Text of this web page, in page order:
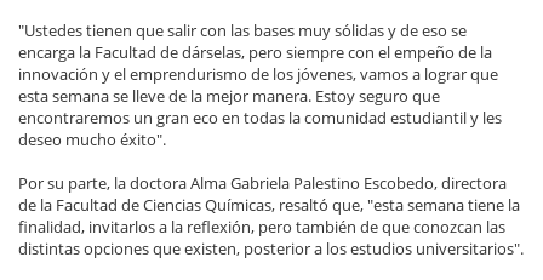
"Ustedes tienen que salir con las bases muy sólidas y de eso se
encarga la Facultad de dárselas, pero siempre con el empeño de la
innovación y el emprendurismo de los jóvenes, vamos a lograr que
esta semana se lleve de la mejor manera. Estoy seguro que
encontraremos un gran eco en todas la comunidad estudiantil y les
deseo mucho éxito".
Por su parte, la doctora Alma Gabriela Palestino Escobedo, directora
de la Facultad de Ciencias Químicas, resaltó que, "esta semana tiene la
finalidad, invitarlos a la reflexión, pero también de que conozcan las
distintas opciones que existen, posterior a los estudios universitarios".